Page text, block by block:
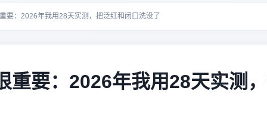
要：2026年我用28天实测，把泛红和闭口洗没了
重要：2026年我用28天实测